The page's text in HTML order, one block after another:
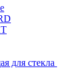
для стекла